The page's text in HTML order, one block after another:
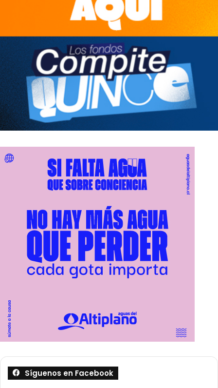
Síguenos en Facebook